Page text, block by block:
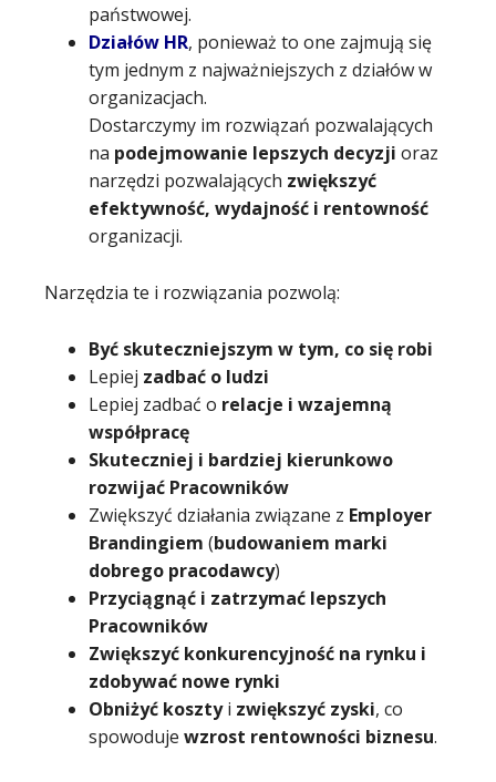
państwowej.
Działów HR, ponieważ to one zajmują się
tym jednym z najważniejszych z działów w
organizacjach.
Dostarczymy im rozwiązań pozwalających
na podejmowanie lepszych decyzji oraz
narzędzi pozwalających zwiększyć
efektywność, wydajność i rentowność
organizacji.
Narzędzia te i rozwiązania pozwolą:
Być skuteczniejszym w tym, co się robi
Lepiej zadbać o ludzi
Lepiej zadbać o relacje i wzajemną
współpracę
Skuteczniej i bardziej kierunkowo
rozwijać Pracowników
Zwiększyć działania związane z Employer
Brandingiem (budowaniem marki
dobrego pracodawcy)
Przyciągnąć i zatrzymać lepszych
Pracowników
Zwiększyć konkurencyjność na rynku i
zdobywać nowe rynki
Obniżyć kosztyi zwiększyć zyski, co
spowoduje wzrost rentowności biznesu.